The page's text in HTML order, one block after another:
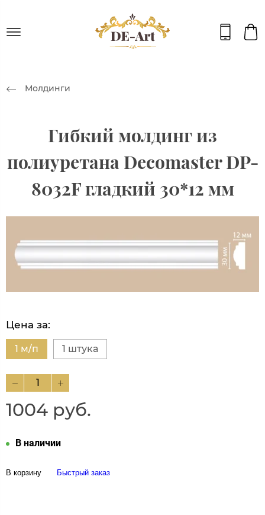
Молдинги
Гибкий молдинг из
полиуретана Decomaster DP-
8032F гладкий 30*12 мм
Цена за:
1 м/п 1 штука
1004 руб.
В наличии
В корзину Быстрый заказ